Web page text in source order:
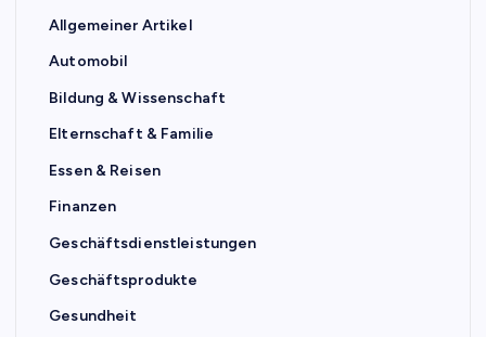
Allgemeiner Artikel
Automobil
Bildung & Wissenschaft
Elternschaft & Familie
Essen & Reisen
Finanzen
Geschäftsdienstleistungen
Geschäftsprodukte
Gesundheit